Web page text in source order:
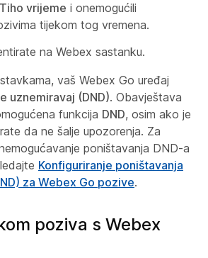
Tiho vrijeme i onemogućili
tijekom tog vremena.
na Webex sastanku.
vaš Webex Go uređaj
uznemiravaj (DND). Obavještava
funkcija DND, osim ako je
da ne šalje upozorenja. Za
poništavanja DND-a
Konfiguriranje poništavanja
za Webex Go pozive.
poziva s Webex